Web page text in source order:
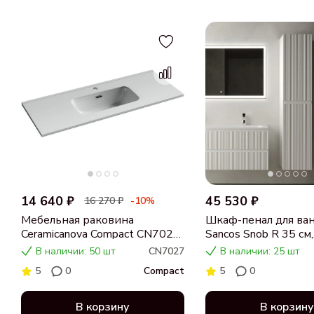
14 640 ₽ 16 270 ₽ -10%
Мебельная раковина
Ceramicanova Compact CN7027
101В наличии: 50 шт
CN7027
5
0 Compact
В корзину
45 530 ₽
Шкаф-пенал для
Sancos Snob R 35 см,
универсальный,
(белый)
В наличии: 25 шт
5
0
В корзину